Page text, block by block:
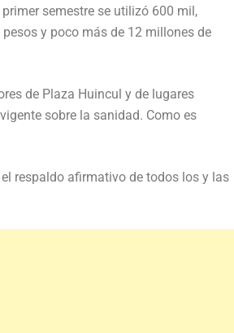
semestre se utilizó 600 mil,
y poco más de 12 millones de
de Plaza Huincul y de lugares
sobre la sanidad. Como es
respaldo afirmativo de todos los y las